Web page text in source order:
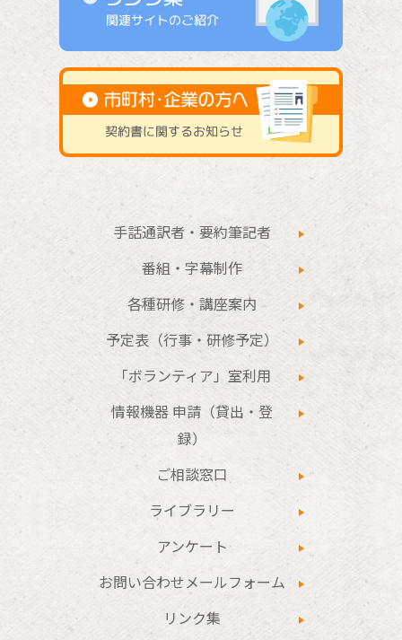
手話通訳者・要約筆記者
番組・字幕制作
各種研修・講座案内
予定表（行事・研修予定）
「ボランティア」室利用
情報機器 申請（貸出・登
録）
ご相談窓口
ライブラリー
アンケート
お問い合わせメールフォーム
リンク集